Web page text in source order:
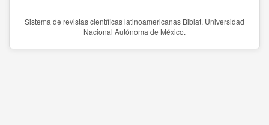
Sistema de revistas científicas latinoamericanas Biblat. Universidad
Nacional Autónoma de México.